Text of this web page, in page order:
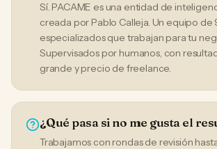
Sí. PACAME es una entidad de
creada por Pablo Calleja. Un equipo de
especializados que trabajan para tu
Supervisados por humanos, con
grande y precio de freelance.
¿Qué pasa si no me gusta el
Trabajamos con rondas de revisión